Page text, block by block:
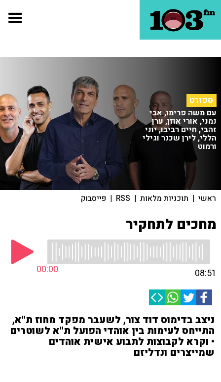
ספורט
עם משה פרימו, אבי
נמני, אורי אוזן, ערן
זהבי, חיים רביבו, יוני
הללי, לירן שכנר וגילי
ורמוט
ראשי | תוכניות מלאות |
RSS
| פייסבוק
מחכים לתחקיר
00:00 08:51
ניצב בדימוס דוד צור, לשעבר מפקד מחוז ת"א,
התייחס לעימות בין אוהדי הפועל ת"א לשוטרים
• וקרא לקבוצות לתבוע אישית אוהדים
שמייצרים ונדליזם